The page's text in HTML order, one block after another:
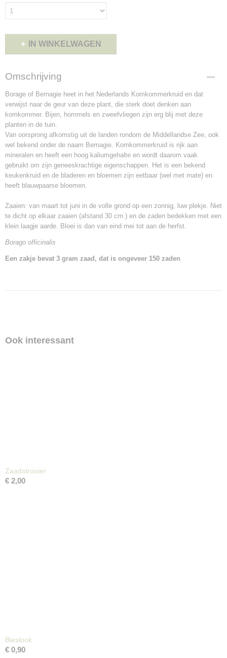
IN WINKELWAGEN
Omschrijving
Borage of Bernagie heet in het Nederlands Komkommerkruid en dat
verwijst naar de geur van deze plant, die sterk doet denken aan
komkommer. Bijen, hommels en zweefvliegen zijn erg blij met deze
planten in de tuin.
Van oorsprong afkomstig uit de landen rondom de Middellandse Zee, ook
wel bekend onder de naam Bernagie. Komkommerkruid is rijk aan
mineralen en heeft een hoog kaliumgehalte en wordt daarom vaak
gebruikt om zijn geneeskrachtige eigenschappen. Het is een bekend
keukenkruid en de bladeren en bloemen zijn eetbaar (wel met mate) en
heeft blauwpaarse bloemen.
Zaaien: van maart tot juni in de volle grond op een zonnig, luw plekje. Niet
te dicht op elkaar zaaien (afstand 30 cm.) en de zaden bedekken met een
klein laagje aarde. Bloei is dan van eind mei tot aan de herfst.
Borago officinalis
Een zakje bevat 3 gram zaad, dat is ongeveer 150 zaden
Ook interessant
Zaadstrooier
€ 2,00
Bieslook
€ 0,90